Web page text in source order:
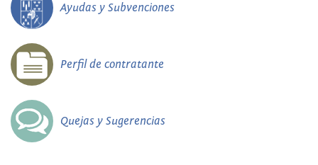
Ayudas y Subvenciones
Perfil de contratante
Quejas y Sugerencias